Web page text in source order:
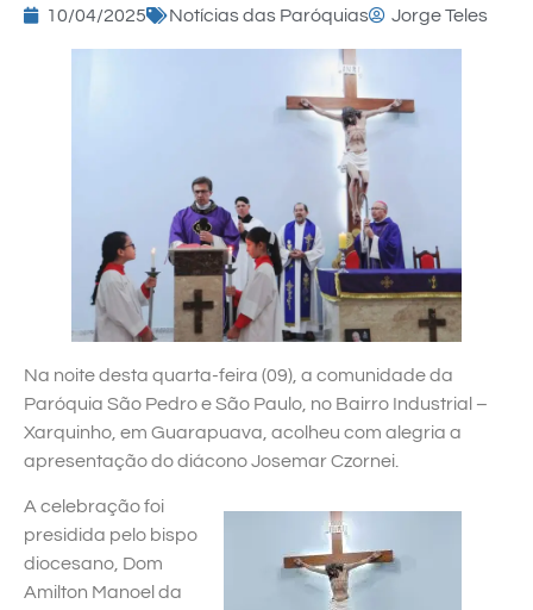
10/04/2025 Notícias das Paróquias Jorge Teles
Na noite desta quarta-feira (09), a comunidade da
Paróquia São Pedro e São Paulo, no Bairro Industrial –
Xarquinho, em Guarapuava, acolheu com alegria a
apresentação do diácono Josemar Czornei.
A celebração foi
presidida pelo bispo
diocesano, Dom
Amilton Manoel da